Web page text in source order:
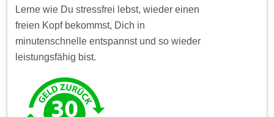
Lerne wie Du stressfrei lebst, wieder einen
freien Kopf bekommst, Dich in
minutenschnelle entspannst und so wieder
leistungsfähig bist.